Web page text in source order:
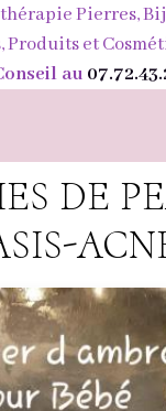
Pierres,
et
au
DE